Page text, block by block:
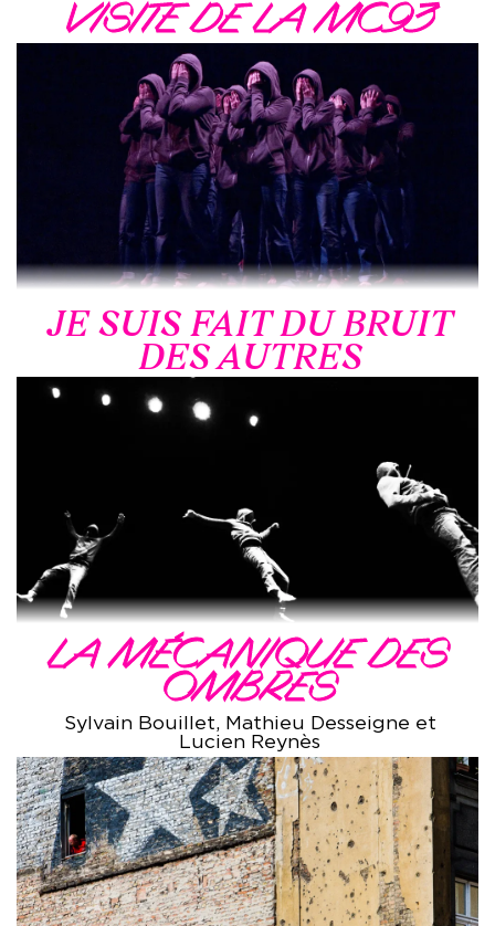
VISITE DE LA MC93
JE SUIS FAIT DU BRUIT
DES AUTRES
LA MÉCANIQUE DES
OMBRES
Sylvain Bouillet, Mathieu Desseigne et
Lucien Reynès